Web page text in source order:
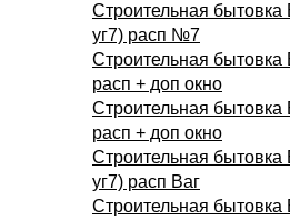
Строительная
уг7) расп №7
Строительная бытовка
расп + доп окно
Строительная
расп + доп окно
Строительная
уг7) расп Ваг
Строительная